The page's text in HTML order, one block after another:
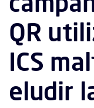
QR
ICS
eludir